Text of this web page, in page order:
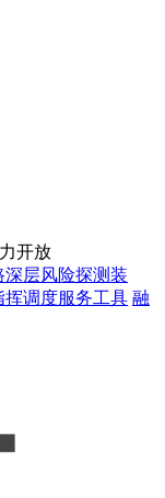
开放
深层风险探测装
挥调度服务工具 融